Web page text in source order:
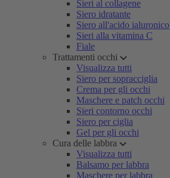
Sieri al collagene
Siero idratante
Siero all'acido ialuronico
Sieri alla vitamina C
Fiale
Trattamenti occhi
Visualizza tutti
Siero per sopracciglia
Crema per gli occhi
Maschere e patch occhi
Sieri contorno occhi
Siero per ciglia
Gel per gli occhi
Cura delle labbra
Visualizza tutti
Balsamo per labbra
Maschere per labbra